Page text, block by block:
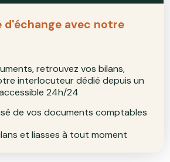
d'échange avec notre
retrouvez vos bilans,
interlocuteur dédié depuis un
24h/24
de vos documents comptables
et liasses à tout moment